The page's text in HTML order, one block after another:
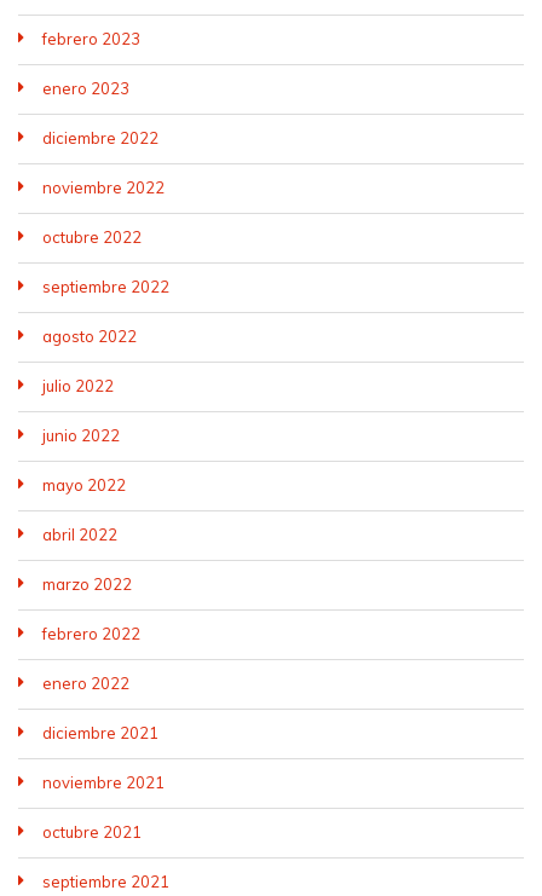
febrero 2023
enero 2023
diciembre 2022
noviembre 2022
octubre 2022
septiembre 2022
agosto 2022
julio 2022
junio 2022
mayo 2022
abril 2022
marzo 2022
febrero 2022
enero 2022
diciembre 2021
noviembre 2021
octubre 2021
septiembre 2021